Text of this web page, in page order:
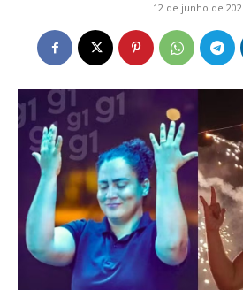
12 de junho de